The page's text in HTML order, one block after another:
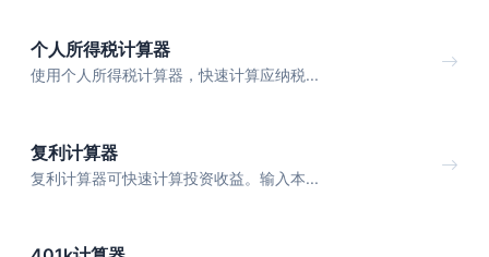
个人所得税计算器
使用个人所得税计算器，快速计算应纳税...
复利计算器
复利计算器可快速计算投资收益。输入本...